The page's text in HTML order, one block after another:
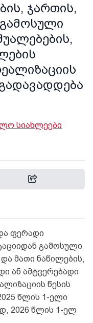
ჯართის,
სიახლეები
ფერადი
გამოსული
მათი ნაწილების,
ან ამტვერებადი
წესის
წლის 1-ელი
2026 წლის 1-ელ